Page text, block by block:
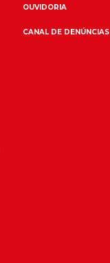
OUVIDORIA
CANAL DE DENÚNCIAS